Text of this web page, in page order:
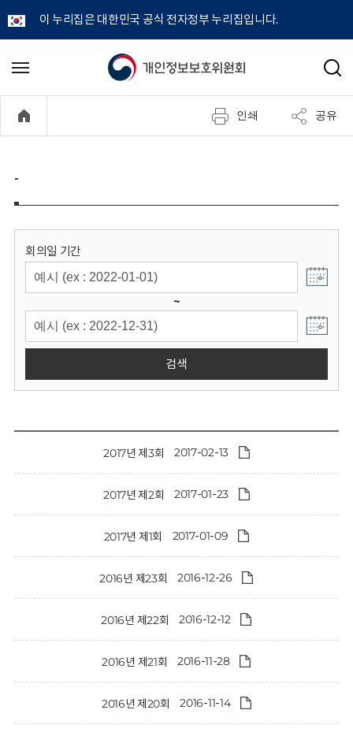
이 누리집은 대한민국 공식 전자정부 누리집입니다.
개
정
보
위
원
회
메
기
검
인쇄 공유
-
회의일 기간
~
검색
2017년 제3회 2017-02-13
2017년 제2회 2017-01-23
2017년 제1회 2017-01-09
2016년 제23회 2016-12-26
2016년 제22회 2016-12-12
2016년 제21회 2016-11-28
2016년 제20회 2016-11-14